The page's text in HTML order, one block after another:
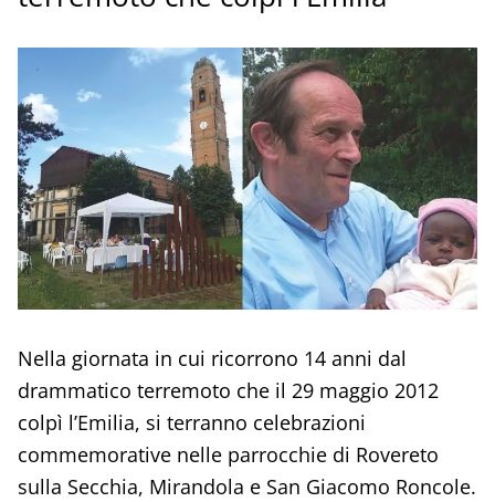
Nella giornata in cui ricorrono 14 anni dal
drammatico terremoto che il 29 maggio 2012
colpì l’Emilia, si terranno celebrazioni
commemorative nelle parrocchie di Rovereto
sulla Secchia, Mirandola e San Giacomo Roncole.